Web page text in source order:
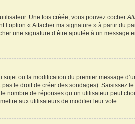
Une fois créée, vous pouvez cocher
« Attacher ma signature » à partir du
une signature d’être ajoutée à un message
sujet ou la modification du premier message
le droit de créer des sondages). Saisissez
de réponses qu’un utilisateur peut
aux utilisateurs de modifier leur vote.